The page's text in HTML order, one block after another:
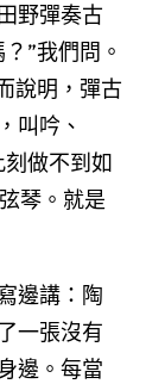
野彈奏古
”我們問。
說明，彈古
叫吟、
做不到如
琴。就是
邊講：陶
一張沒有
邊。每當